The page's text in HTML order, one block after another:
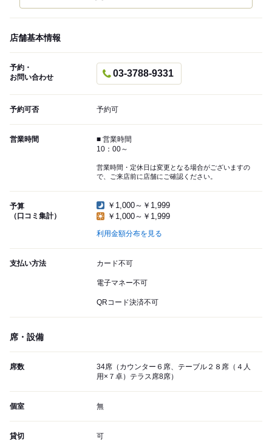
店舗基本情報
予約・
お問い合わせ
03-3788-9331
予約可否 予約可
営業時間
■ 営業時間
10：00～
営業時間・定休日は変更となる場合がございますの
で、ご来店前に店舗にご確認ください。
予算
（口コミ集計）
￥1,000～￥1,999
￥1,000～￥1,999
利用金額分布を見る
支払い方法 カード不可
電子マネー不可
QRコード決済不可
席・設備
席数
34席（カウンター６席、テーブル２８席（４人
用×７卓）テラス席8席）
個室 無
貸切 可